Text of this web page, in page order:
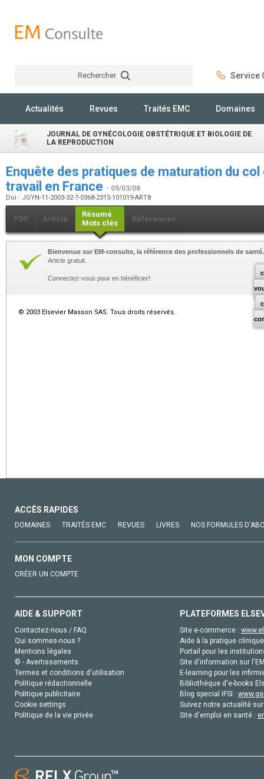
Rechercher Service
Actualités Revues Traités EMC Domaines
JOURNAL DE GYNÉCOLOGIE OBSTÉTRIQUE ET BIOLOGIE DE
LA REPRODUCTION
Enquête des pratiques de maturation du
travail en France - 09/03/08
Doi : JGYN-11-2003-32-7-0368-2315-101019-ART8
PDF Article
Résumé
Mots clés
Références
Bienvenue sur EM-consulte, la référence des professionnels de santé.
Article gratuit.
Connectez-vous pour en bénéficier!
© 2003 Elsevier Masson SAS. Tous droits réservés.
ACCÈS RAPIDES
DOMAINES TRAITÉS EMC REVUES LIVRES NOS FORMULES
MON COMPTE
CRÉER UN COMPTE
AIDE & SUPPORT
Contactez-nous / FAQ
Qui sommes-nous ?
Mentions légales
© - Avertissements
Termes et conditions d'utilisation
Politique rédactionnelle
Politique publicitaire
Cookie settings
Politique de la vie privée
PLATEFORMES
Site e-commerce :
Aide à la pratique
Portail pour les
Site d'information sur
E-learning pour les
Bibliothèque d'e-books
Blog special IFSI :
Suivez notre actualité
Site d'emploi en santé :